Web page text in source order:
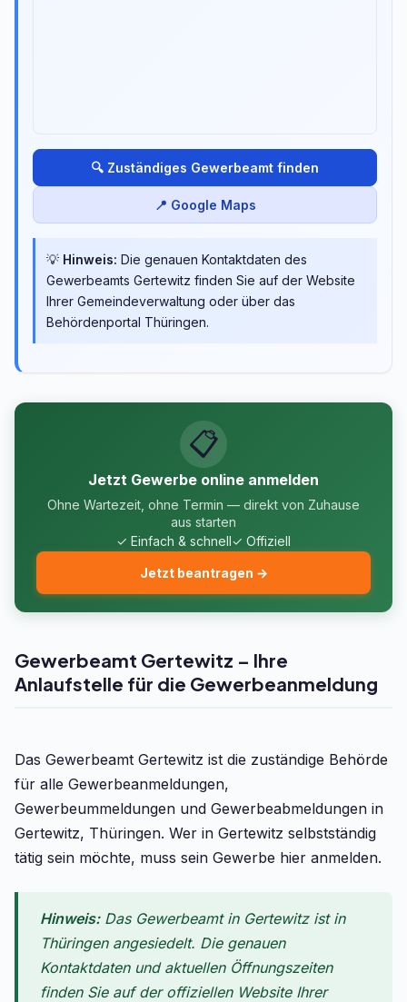
🔍 Zuständiges Gewerbeamt finden
📍 Google Maps
💡 Hinweis: Die genauen Kontaktdaten des
Gewerbeamts Gertewitz finden Sie auf der Website
Ihrer Gemeindeverwaltung oder über das
Behördenportal Thüringen.
📋
Jetzt Gewerbe online anmelden
Ohne Wartezeit, ohne Termin — direkt von Zuhause
aus starten
✓ Einfach & schnell✓ Offiziell
Jetzt beantragen →
Gewerbeamt Gertewitz – Ihre
Anlaufstelle für die Gewerbeanmeldung
Das Gewerbeamt Gertewitz ist die zuständige Behörde
für alle Gewerbeanmeldungen,
Gewerbeummeldungen und Gewerbeabmeldungen in
Gertewitz, Thüringen. Wer in Gertewitz selbstständig
tätig sein möchte, muss sein Gewerbe hier anmelden.
Hinweis:Das Gewerbeamt in Gertewitz ist in
Thüringen angesiedelt. Die genauen
Kontaktdaten und aktuellen Öffnungszeiten
finden Sie auf der offiziellen Website Ihrer